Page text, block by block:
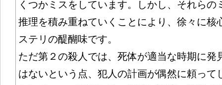
くつかミスをしています。しかし、それらの
推理を積み重ねていくことにより、徐々に核
ステリの醍醐味です。
ただ第２の殺人では、死体が適当な時期に発
はないという点、犯人の計画が偶然に頼って